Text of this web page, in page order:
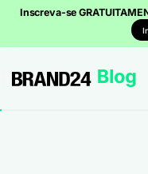
Inscreva-se